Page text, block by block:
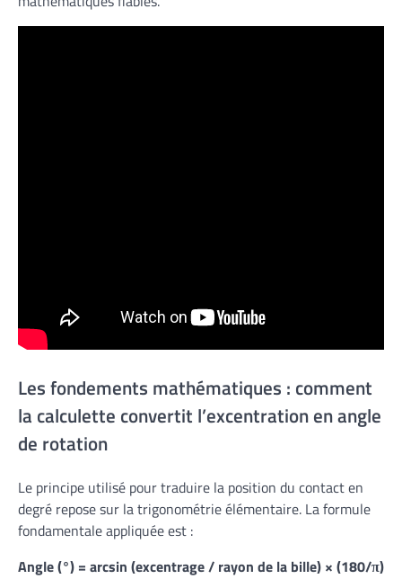
Les fondements mathématiques : comment
la calculette convertit l’excentration en angle
de rotation
Le principe utilisé pour traduire la position du contact en
degré repose sur la trigonométrie élémentaire. La formule
fondamentale appliquée est :
Angle (°) = arcsin (excentrage / rayon de la bille) × (180/π)